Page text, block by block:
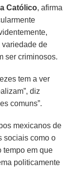
Católico, afirma
variedade de
ser criminosos.
tem a ver
diz
comuns”.
mexicanos de
sociais como o
tempo em que
politicamente